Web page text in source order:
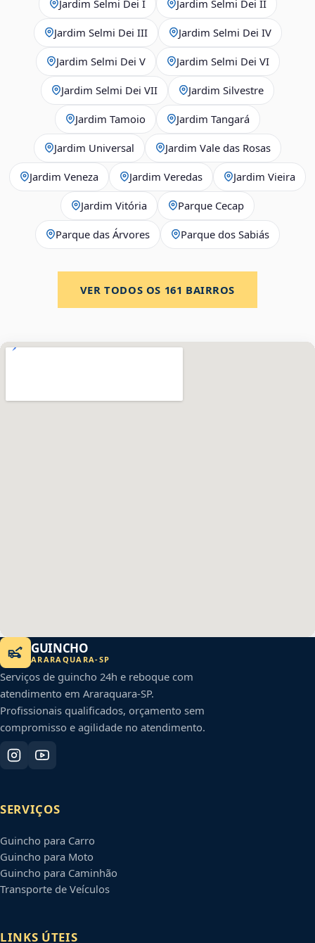
Jardim Selmi Dei I Jardim Selmi Dei II
Jardim Selmi Dei III Jardim Selmi Dei IV
Jardim Selmi Dei V Jardim Selmi Dei VI
Jardim Selmi Dei VII Jardim Silvestre
Jardim Tamoio Jardim Tangará
Jardim Universal Jardim Vale das Rosas
Jardim Veneza Jardim Veredas Jardim Vieira
Jardim Vitória Parque Cecap
Parque das Árvores Parque dos Sabiás
VER TODOS OS 161 BAIRROS
GUINCHO
ARARAQUARA-SP
Serviços de guincho 24h e reboque com
atendimento em Araraquara-SP.
Profissionais qualificados, orçamento sem
compromisso e agilidade no atendimento.
SERVIÇOS
Guincho para Carro
Guincho para Moto
Guincho para Caminhão
Transporte de Veículos
LINKS ÚTEIS